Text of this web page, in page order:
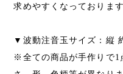
求めやすくなっております
▼波動注音玉サイズ：縦
※全ての商品が手作りで1